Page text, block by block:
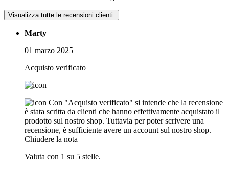
Visualizza tutte le recensioni clienti.
Marty
01 marzo 2025
Acquisto verificato
Con "Acquisto verificato" si intende che la recensione
è stata scritta da clienti che hanno effettivamente acquistato il
prodotto sul nostro shop. Tuttavia per poter scrivere una
recensione, è sufficiente avere un account sul nostro shop.
Chiudere la nota
Valuta con 1 su 5 stelle.